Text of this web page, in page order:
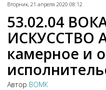
Вторник, 21 апреля 2020 08:12
53.02.04
ИСКУССТВО
камерное и
Автор ВОМК